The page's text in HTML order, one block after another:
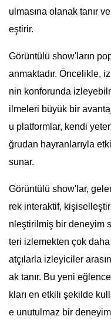
ulmasına olanak tanır
eştirir.
Görüntülü show'ların
anmaktadır. Öncelikle,
nin konforunda
ilmeleri büyük bir
u platformlar, kendi
ğrudan hayranlarıyla
sunar.
Görüntülü show'lar,
rek interaktif,
nleştirilmiş bir deneyim
teri izlemekten çok daha
atçılarla izleyiciler
ak tanır. Bu yeni
kları en etkili şekilde
e unutulmaz bir